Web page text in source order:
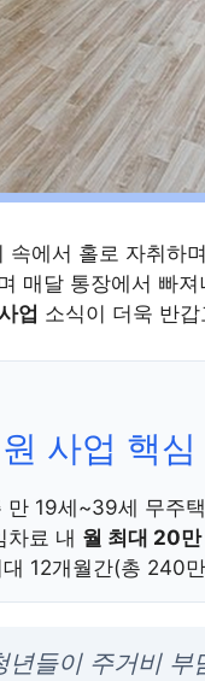
속에서 홀로 자취하
매달 통장에서 빠
업 소식이 더욱 반
사업 핵
만 19세~39세 무주
차료 내 월 최대 20만
12개월간(총 240
년들이 주거비